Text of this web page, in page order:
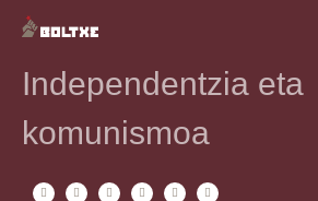
Independentzia eta
komunismoa